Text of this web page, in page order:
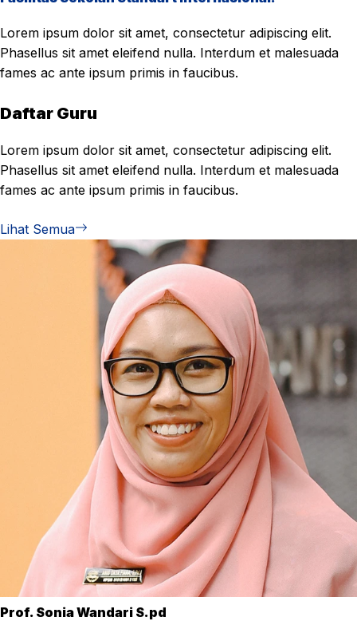
Lorem ipsum dolor sit amet, consectetur adipiscing elit.
Phasellus sit amet eleifend nulla. Interdum et malesuada
fames ac ante ipsum primis in faucibus.
Daftar Guru
Lorem ipsum dolor sit amet, consectetur adipiscing elit.
Phasellus sit amet eleifend nulla. Interdum et malesuada
fames ac ante ipsum primis in faucibus.
Lihat Semua
Prof. Sonia Wandari S.pd